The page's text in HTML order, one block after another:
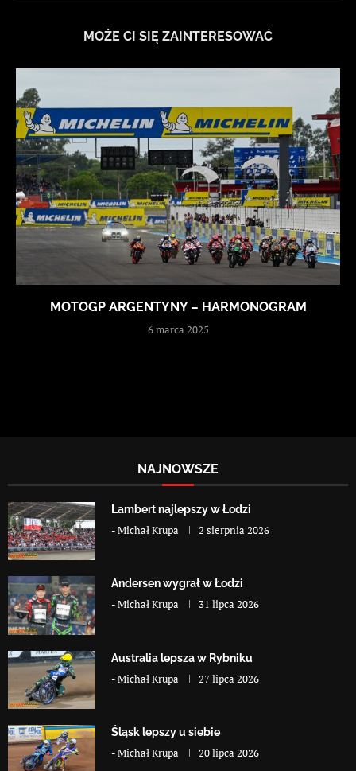
MOŻE CI SIĘ ZAINTERESOWAĆ
MOTOGP ARGENTYNY – HARMONOGRAM
6 marca 2025
NAJNOWSZE
Lambert najlepszy w Łodzi
-Michał Krupa 2 sierpnia 2026
Andersen wygrał w Łodzi
-Michał Krupa 31 lipca 2026
Australia lepsza w Rybniku
-Michał Krupa 27 lipca 2026
Śląsk lepszy u siebie
-Michał Krupa 20 lipca 2026